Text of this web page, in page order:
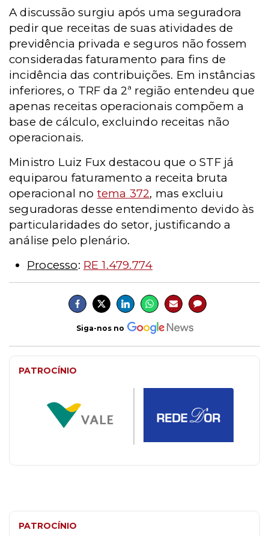
A discussão surgiu após uma seguradora
pedir que receitas de suas atividades de
previdência privada e seguros não fossem
consideradas faturamento para fins de
incidência das contribuições. Em instâncias
inferiores, o TRF da 2ª região entendeu que
apenas receitas operacionais compõem a
base de cálculo, excluindo receitas não
operacionais.
Ministro Luiz Fux destacou que o STF já
equiparou faturamento a receita bruta
operacional no tema 372, mas excluiu
seguradoras desse entendimento devido às
particularidades do setor, justificando a
análise pelo plenário.
Processo: RE 1.479.774
Siga-nos no
PATROCÍNIO
PATROCÍNIO